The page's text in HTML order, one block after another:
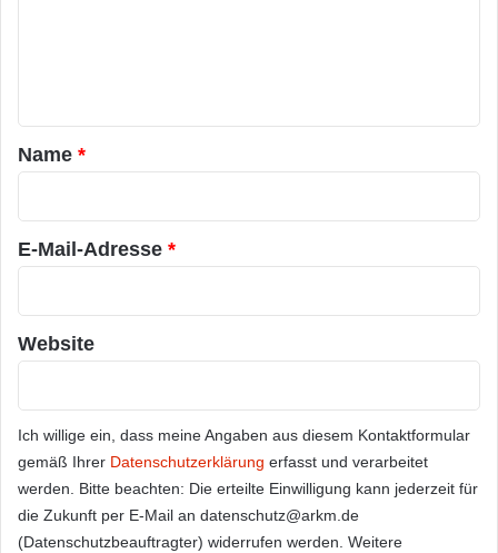
a
r
*
Name *
E-Mail-Adresse *
Website
Ich willige ein, dass meine Angaben aus diesem Kontaktformular
gemäß Ihrer Datenschutzerklärung erfasst und verarbeitet
werden. Bitte beachten: Die erteilte Einwilligung kann jederzeit für
die Zukunft per E-Mail an datenschutz@arkm.de
(Datenschutzbeauftragter) widerrufen werden. Weitere